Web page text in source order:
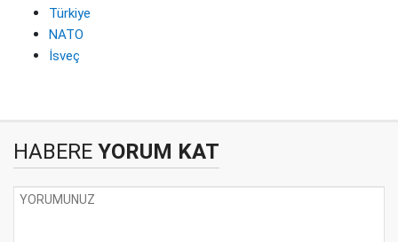
Türkiye
NATO
İsveç
HABERE YORUM KAT